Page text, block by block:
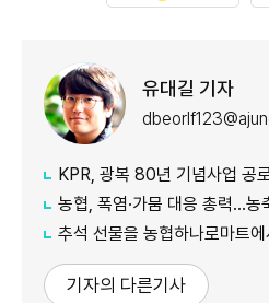
유대길 기자
KPR, 광복 80년 기념사업 공
농협, 폭염·가뭄 대응 총력...농축산농
추석 선물을 농협하나로마트에서…
기자의 다른기사